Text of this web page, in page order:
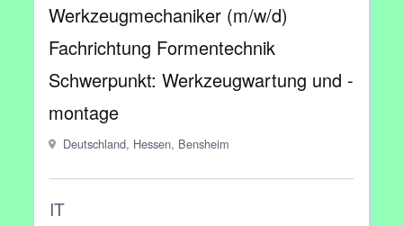
Werkzeugmechaniker (m/w/d)
Fachrichtung Formentechnik
Schwerpunkt: Werkzeugwartung und -
montage
Deutschland, Hessen, Bensheim
IT